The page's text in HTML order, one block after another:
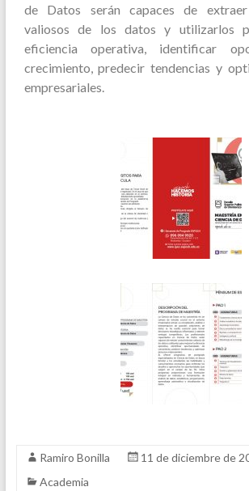
de Datos serán capaces de extraer
valiosos de los datos y utilizarlos
eficiencia operativa, identificar
crecimiento, predecir tendencias y
empresariales.
Ramiro Bonilla
11 de diciembre de
Academia